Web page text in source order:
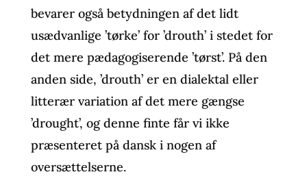
bevarer også betydningen af det lidt
usædvanlige ’tørke’ for ’drouth’ i stedet for
det mere pædagogiserende ’tørst’. På den
anden side, ’drouth’ er en dialektal eller
litterær variation af det mere gængse
’drought’, og denne finte får vi ikke
præsenteret på dansk i nogen af
oversættelserne.